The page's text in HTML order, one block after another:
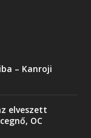
– Kanroji
elveszett
OC